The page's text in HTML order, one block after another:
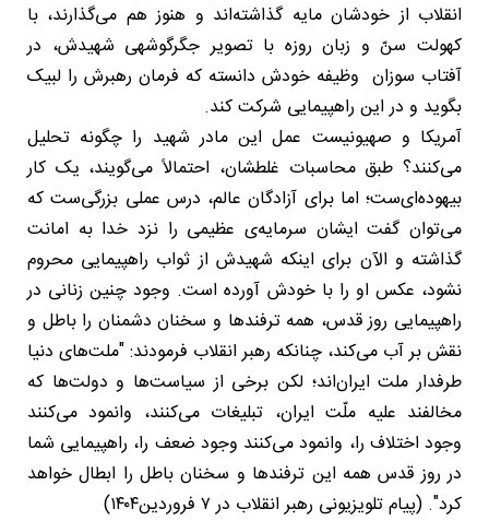
انقلاب از خودشان مایه گذاشته‌اند و هنوز هم می‌گذارند، با
کهولت سنّ و زبان روزه با تصویر جگرگوشهی شهیدش، در
آفتاب سوزان وظیفه خودش دانسته که فرمان رهبرش را لبیک
بگوید و در این راهپیمایی شرکت کند.
آمریکا و صهیونیست عمل این مادر شهید را چگونه تحلیل
می‌کنند؟ طبق محاسبات غلطشان، احتمالاً می‌گویند، یک کار
بیهوده‌ای‌ست؛ اما برای آزادگان عالم، درس عملی بزرگی‌ست که
می‌توان گفت ایشان سرمایه‌ی عظیمی را نزد خدا به امانت
گذاشته و الآن برای اینکه شهیدش از ثواب راهپیمایی محروم
نشود، عکس او را با خودش آورده است. وجود چنین زنانی در
راهپیمایی روز قدس، همه ترفندها و سخنان دشمنان را باطل و
نقش بر آب می‌کند، چنانکه رهبر انقلاب فرمودند: "ملت‌های دنیا
طرفدار ملت ایران‌اند؛ لکن برخی از سیاست‌ها و دولت‌ها که
مخالفند علیه ملّت ایران، تبلیغات می‌کنند، وانمود می‌کنند
وجود اختلاف را، وانمود می‌کنند وجود ضعف را، راهپیمایی شما
در روز قدس همه این ترفندها و سخنان باطل را ابطال خواهد
کرد". (پیام تلویزیونی رهبر انقلاب در ۷ فروردین۱۴۰۴)